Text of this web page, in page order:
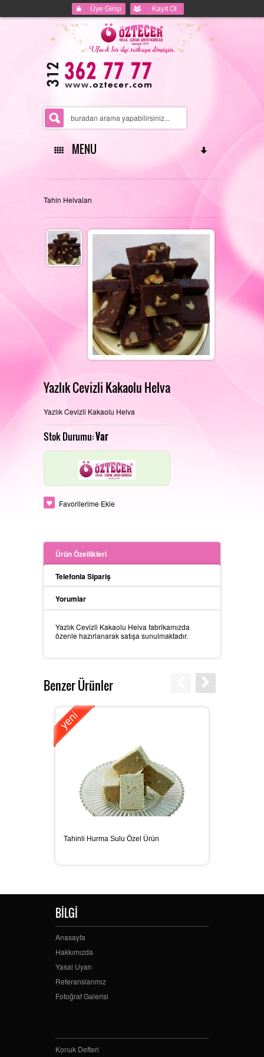
Üye Girişi Kayıt Ol
MENU
ANASAYFA
HAKKIMIZDA
REFERANSLARIMIZ
FOTOĞRAF GALERISI
PERAKENDE SATIŞ MAĞAZAMIZ
ÜRETIM ALANLARIMIZ
İLETIŞIM
Tahin Helvaları
Yazlık Cevizli Kakaolu Helva
Yazlık Cevizli Kakaolu Helva
Stok Durumu:Var
Favorilerime Ekle
Ürün Özellikleri
Telefonla Sipariş
Yorumlar
Yazlık Cevizli Kakaolu Helva fabrikamızda
özenle hazırlanarak satışa sunulmaktadır.
Benzer Ürünler
Tahinli Hurma Sulu Özel Ürün
BİLGİ
Anasayfa
Hakkımızda
Yasal Uyarı
Referanslarımız
Fotoğraf Galerisi
Konuk Defteri